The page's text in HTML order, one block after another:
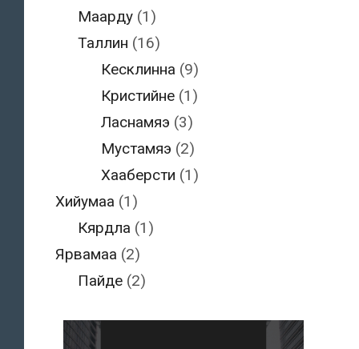
Маарду (1)
Таллин (16)
Кесклинна (9)
Кристийне(1)
Ласнамяэ (3)
Мустамяэ (2)
Хааберсти (1)
Хийумаа (1)
Кярдла (1)
Ярвамаа (2)
Пайде (2)